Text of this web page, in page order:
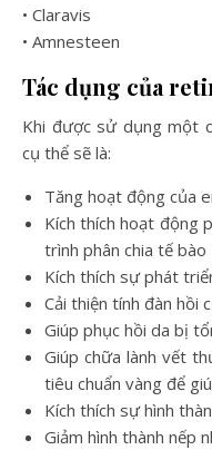
• Claravis
• Amnesteen
Tác dụng của
Khi được sử dụng một
cụ thể sẽ là:
Tăng hoạt động của
Kích thích hoạt động
trình phân chia tế bào
Kích thích sự phát
Cải thiện tính đàn hồi
Giúp phục hồi da bị
Giúp chữa lành vết
tiêu chuẩn vàng để
Kích thích sự hình
Giảm hình thành nếp